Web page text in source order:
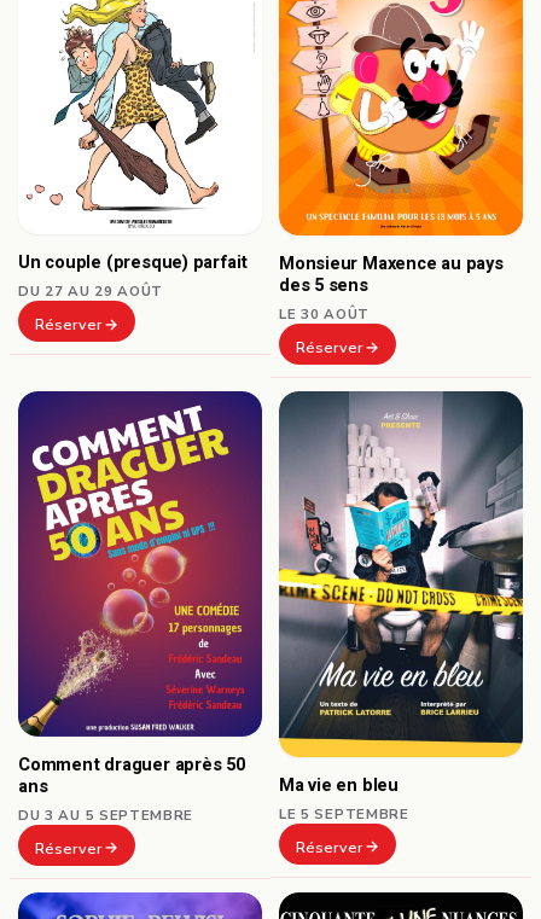
Un couple (presque) parfait
DU 27 AU 29 AOÛT
Réserver
Monsieur Maxence au pays
des 5 sens
LE 30 AOÛT
Réserver
Comment draguer après 50
ans
DU 3 AU 5 SEPTEMBRE
Réserver
Ma vie en bleu
LE 5 SEPTEMBRE
Réserver